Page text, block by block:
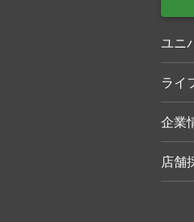
ユニ
ライ
企業
店舗